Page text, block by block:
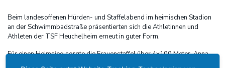
Beim landesoffenen Hürden- und Staffelabend im heimischen Stadion
an der Schwimmbadstraße präsentierten sich die Athletinnen und
Athleten der TSF Heuchelheim erneut in guter Form.
Für einen Heimsieg sorgte die Frauenstaffel über 4x100 Meter. Anna